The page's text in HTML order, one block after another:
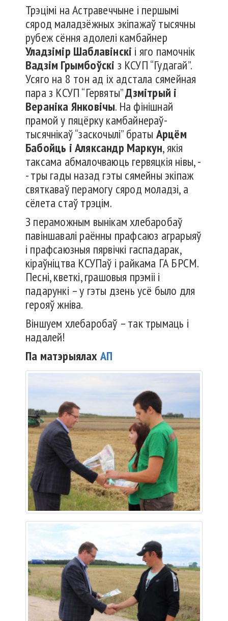
Трэцімі на Астравеччыне і першымі
сярод маладзёжных экіпажаў тысячны
рубеж сёння адолелі камбайнер
Уладзімір Шаблавінскі і яго памочнік
Вадзім Грымбоўскі з КСУП “Гудагай”.
Усяго на 8 тон ад іх адстала сямейная
пара з КСУП “Гервяты”Дзмітрый і
Вераніка Янковічы. На фінішнай
прамой у пяцёрку камбайнераў-
тысячнікаў “заскочылі” браты Арцём
Бабойць і Аляксандр Маркун, якія
таксама абмалочваюць гервяцкія нівы, -
- тры гады назад гэты сямейны экіпаж
святкаваў перамогу сярод моладзі, а
сёлета стаў трэцім.
З пераможным вынікам хлебаробаў
павіншавалі раённы прафсаюз аграрыяў
і прафсаюзныя пярвічкі гаспадарак,
кіраўніцтва КСУПаў і райкама ГА БРСМ.
Песні, кветкі, грашовыя прэміі і
падарункі – у гэты дзень усё было для
герояў жніва.
Віншуем хлебаробаў – так трымаць і
надалей!
Па матэрыялахАП